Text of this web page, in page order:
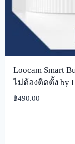
Loocam Smart
ไม่ต้องติดตั้ง by
฿490.00